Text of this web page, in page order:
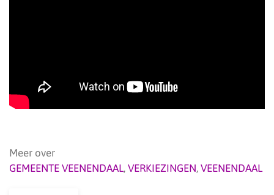
Meer over
GEMEENTE VEENENDAAL, VERKIEZINGEN, VEENENDAAL